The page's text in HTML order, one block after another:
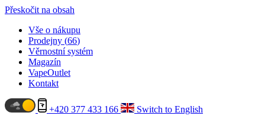
Přeskočit na obsah
Vše o nákupu
Prodejny (66)
Věrnostní systém
Magazín
VapeOutlet
Kontakt
+420 377 433 166
Switch to English